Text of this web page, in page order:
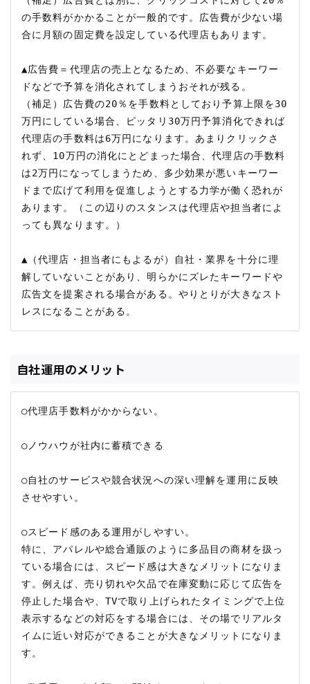
の手数料がかかることが一般的です。広告費が少ない場
合に月額の固定費を設定している代理店もあります。
▲広告費＝代理店の売上となるため、不必要なキーワー
ドなどで予算を消化されてしまうおそれが残る。
（補足）広告費の20％を手数料としており予算上限を30
万円にしている場合、ピッタリ30万円予算消化できれば
代理店の手数料は6万円になります。あまりクリックさ
れず、10万円の消化にとどまった場合、代理店の手数料
は2万円になってしまうため、多少効果が悪いキーワー
ドまで広げて利用を促進しようとする力学が働く恐れが
あります。（この辺りのスタンスは代理店や担当者によ
っても異なります。）
▲（代理店・担当者にもよるが）自社・業界を十分に理
解していないことがあり、明らかにズレたキーワードや
広告文を提案される場合がある。やりとりが大きなスト
自社運用のメリット
○代理店手数料がかからない。
○ノウハウが社内に蓄積できる
○自社のサービスや競合状況への深い理解を運用に反映
させやすい。
○スピード感のある運用がしやすい。
特に、アパレルや総合通販のように多品目の商材を扱っ
ている場合には、スピード感は大きなメリットになりま
す。例えば、売り切れや欠品で在庫変動に応じて広告を
停止した場合や、TVで取り上げられたタイミングで上位
表示するなどの対応をする場合には、その場でリアルタ
イムに近い対応ができることが大きなメリットになりま
す。